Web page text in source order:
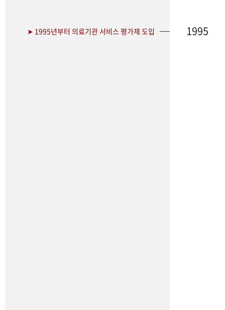
➤ 1995년부터 의료기관 서비스 평가제 도입 1995